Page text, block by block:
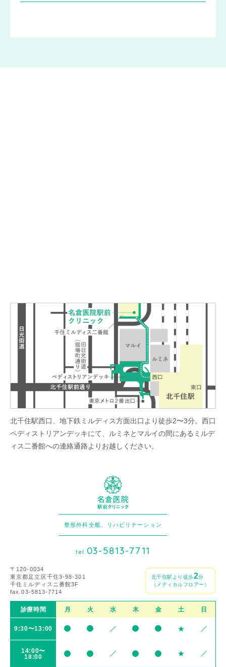
北千住駅西口、地下鉄ミルディス方面出口より徒歩2〜3分。西口
ペディストリアンデッキにて、ルミネとマルイの間にあるミルデ
ィス二番館への連絡通路よりお越しください。
整形外科全般、リハビリテーション
tel. 03-5813-7711
〒120-0034
東京都足立区千住3-98-301
千住ミルディスニ番館3F
fax.03-5813-7714
北千住駅より徒歩2分
（メディカルフロアー）
診療時間 月 火 水 木 金 土 日
9:30〜13:00
14:00〜
18:00